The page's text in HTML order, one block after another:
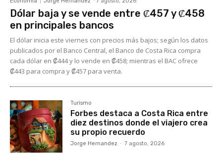
Dólar baja y se vende entre ₡457 y ₡458
en principales bancos
El dólar inicia este viernes con precios más bajos; según los datos
publicados por el Banco Central, el Banco de Costa Rica compra
cada dólar en ₡444 y lo vende en ₡458; mientras el BAC ofrece
₡443 para compra y ₡457 para venta.
Turismo
Forbes destaca a Costa Rica entre
diez destinos donde el viajero crea
su propio recuerdo
Jorge Hernandez - 7 agosto, 2026